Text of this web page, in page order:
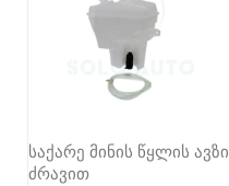
საქარე მინის წყლის ავზი
ძრავით